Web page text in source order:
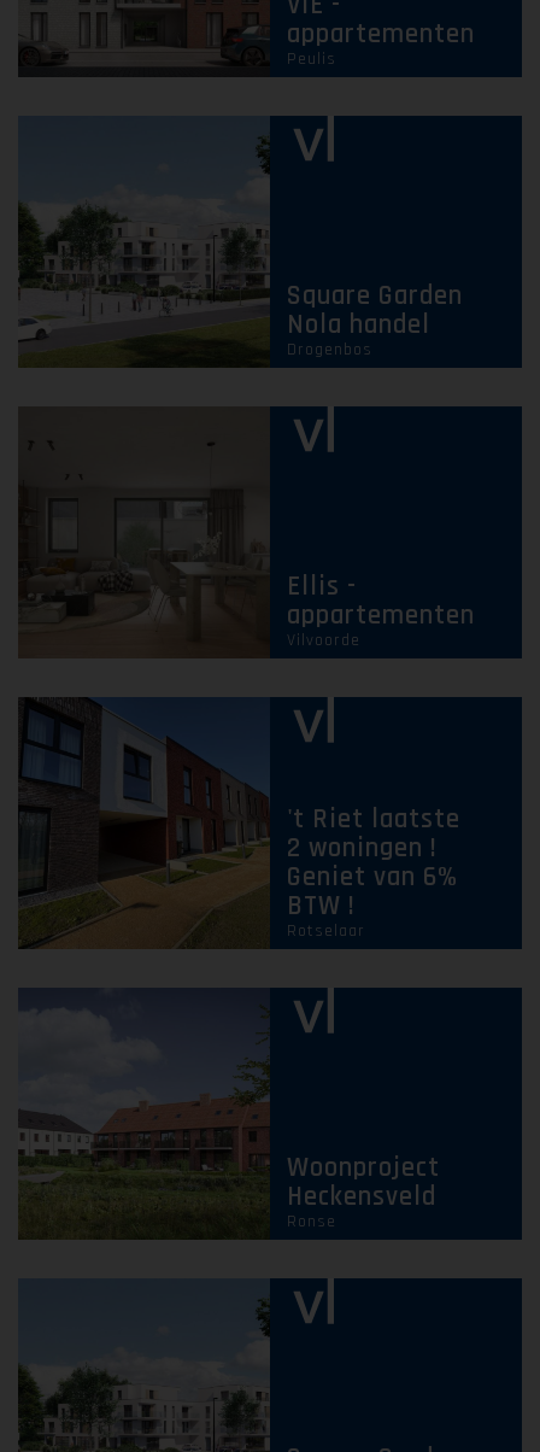
appartementen
Peulis
Square Garden
Nola handel
Drogenbos
Ellis -
appartementen
Vilvoorde
't Riet laatste
2 woningen !
Geniet van 6%
BTW !
Rotselaar
Woonproject
Heckensveld
Ronse